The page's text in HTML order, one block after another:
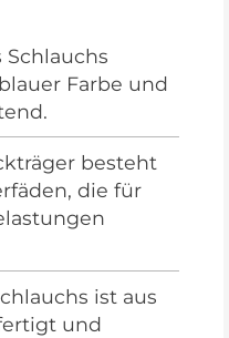
Schlauchs
Farbe und
besteht
die für
ist aus
und